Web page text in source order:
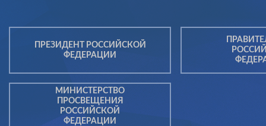
ПРЕЗИДЕНТ РОССИЙСКОЙ
ФЕДЕРАЦИИ
МИНИСТЕРСТВО
ПРОСВЕЩЕНИЯ
РОССИЙСКОЙ
ФЕДЕРАЦИИ